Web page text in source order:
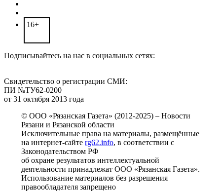
16+
Подписывайтесь на нас в социальных сетях:
Свидетельство о регистрации СМИ:
ПИ №ТУ62-0200
от 31 октября 2013 года
© ООО «Рязанская Газета» (2012-2025) – Новости
Рязани и Рязанской области
Исключительные права на материалы, размещённые
на интернет-сайте rg62.info, в соответствии с
Законодательством РФ
об охране результатов интеллектуальной
деятельности принадлежат ООО «Рязанская Газета».
Использование материалов без разрешения
правообладателя запрещено